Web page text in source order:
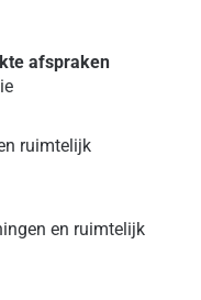
afspraken
ruimtelijk
en ruimtelijk